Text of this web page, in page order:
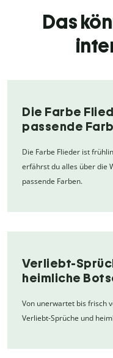
Das
Die Farbe
passende
Die Farbe Flieder ist
erfährst du alles über die
passende Farben.
Verliebt-
heimliche
Von unerwartet bis frisch
Verliebt-Sprüche und